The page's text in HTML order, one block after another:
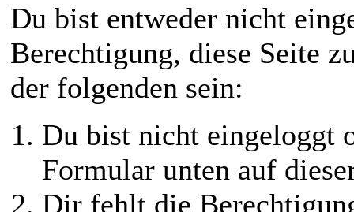
Du bist entweder nicht
Berechtigung, diese Seite
der folgenden sein:
Du bist nicht eingeloggt
Formular unten auf
Dir fehlt die